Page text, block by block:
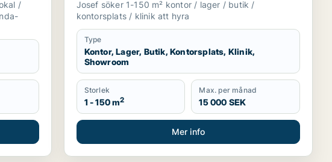
/
Josef söker 1-150 m² kontor / lager / butik /
kontorsplats / klinik att hyra
Type
Kontor, Lager, Butik, Kontorsplats, Klinik,
Showroom
Storlek
1 - 150 m2
Max. per månad
15 000 SEK
Mer info